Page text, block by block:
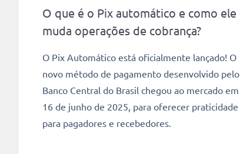
O que é o Pix automático e como ele
muda operações de cobrança?
O Pix Automático está oficialmente lançado! O
novo método de pagamento desenvolvido pelo
Banco Central do Brasil chegou ao mercado em
16 de junho de 2025, para oferecer praticidade
para pagadores e recebedores.